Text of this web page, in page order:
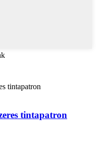
tintapatron